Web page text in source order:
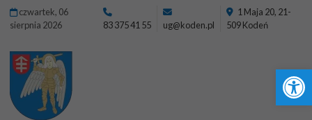
czwartek, 06
sierpnia 2026
83 375 41 55 ug@koden.pl
1 Maja 20, 21-
509 Kodeń